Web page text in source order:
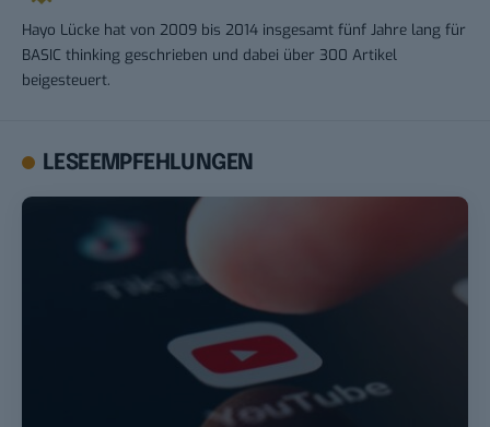
Hayo Lücke hat von 2009 bis 2014 insgesamt fünf Jahre lang für
BASIC thinking geschrieben und dabei über 300 Artikel
beigesteuert.
LESEEMPFEHLUNGEN